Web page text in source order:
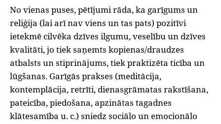
No vienas puses, pētījumi rāda, ka garīgums un
reliģija (lai arī nav viens un tas pats) pozitīvi
ietekmē cilvēka dzīves ilgumu, veselību un dzīves
kvalitāti, jo tiek saņemts kopienas/draudzes
atbalsts un stiprinājums, tiek praktizēta ticība un
lūgšanas. Garīgās prakses (meditācija,
kontemplācija, retrīti, dienasgrāmatas rakstīšana,
pateicība, piedošana, apzinātas tagadnes
klātesamība u. c.) sniedz sociālo un emocionālo